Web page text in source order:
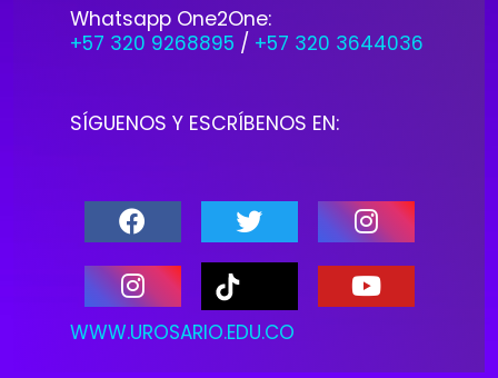
Whatsapp One2One:
+57 320 9268895 / +57 320 3644036
SÍGUENOS Y ESCRÍBENOS EN:
WWW.UROSARIO.EDU.CO